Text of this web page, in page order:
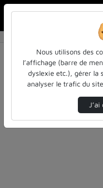
0 vidéo trouvée
Audio Vidéo
Direction de tri
Désolé, aucune vidéo
Nous utilisons des
l’affichage (barre de
dyslexie etc.), gérer la
analyser le trafic du
J’ai